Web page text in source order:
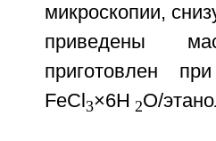
микроскопии,
приведены
приготовлен
FeCl 3×6H 2O/